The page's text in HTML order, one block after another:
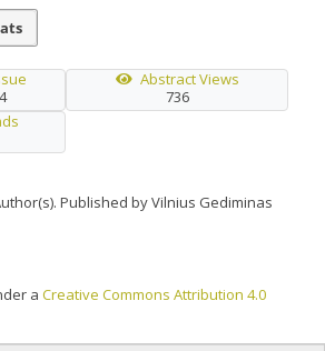
Abstract Views
736
Published by Vilnius Gediminas
a Creative Commons Attribution 4.0